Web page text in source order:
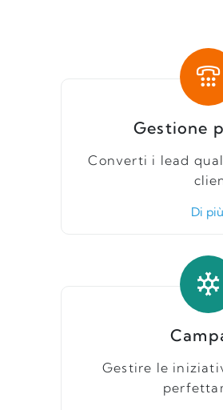
Gestione
Converti i lead
Di più
Gestire le